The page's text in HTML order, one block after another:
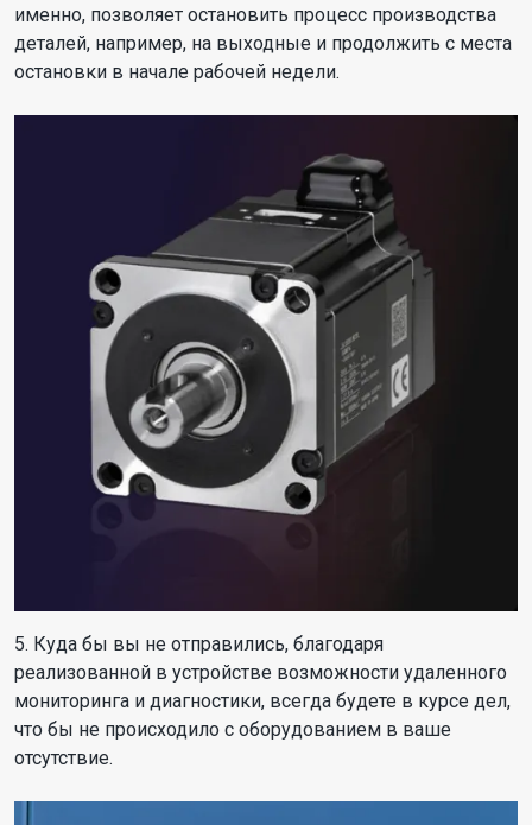
именно, позволяет остановить процесс производства
деталей, например, на выходные и продолжить с места
остановки в начале рабочей недели.
5. Куда бы вы не отправились, благодаря
реализованной в устройстве возможности удаленного
мониторинга и диагностики, всегда будете в курсе дел,
что бы не происходило с оборудованием в ваше
отсутствие.